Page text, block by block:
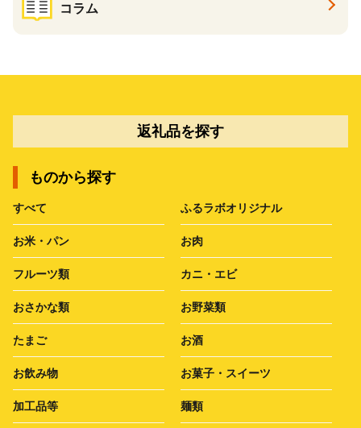
コラム
返礼品を探す
ものから探す
すべて ふるラボオリジナル
お米・パン お肉
フルーツ類 カニ・エビ
おさかな類 お野菜類
たまご お酒
お飲み物 お菓子・スイーツ
加工品等 麺類